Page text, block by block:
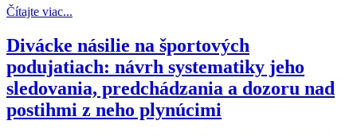
Čítajte viac...
Divácke násilie na športových
podujatiach: návrh systematiky jeho
sledovania, predchádzania a dozoru nad
postihmi z neho plynúcimi